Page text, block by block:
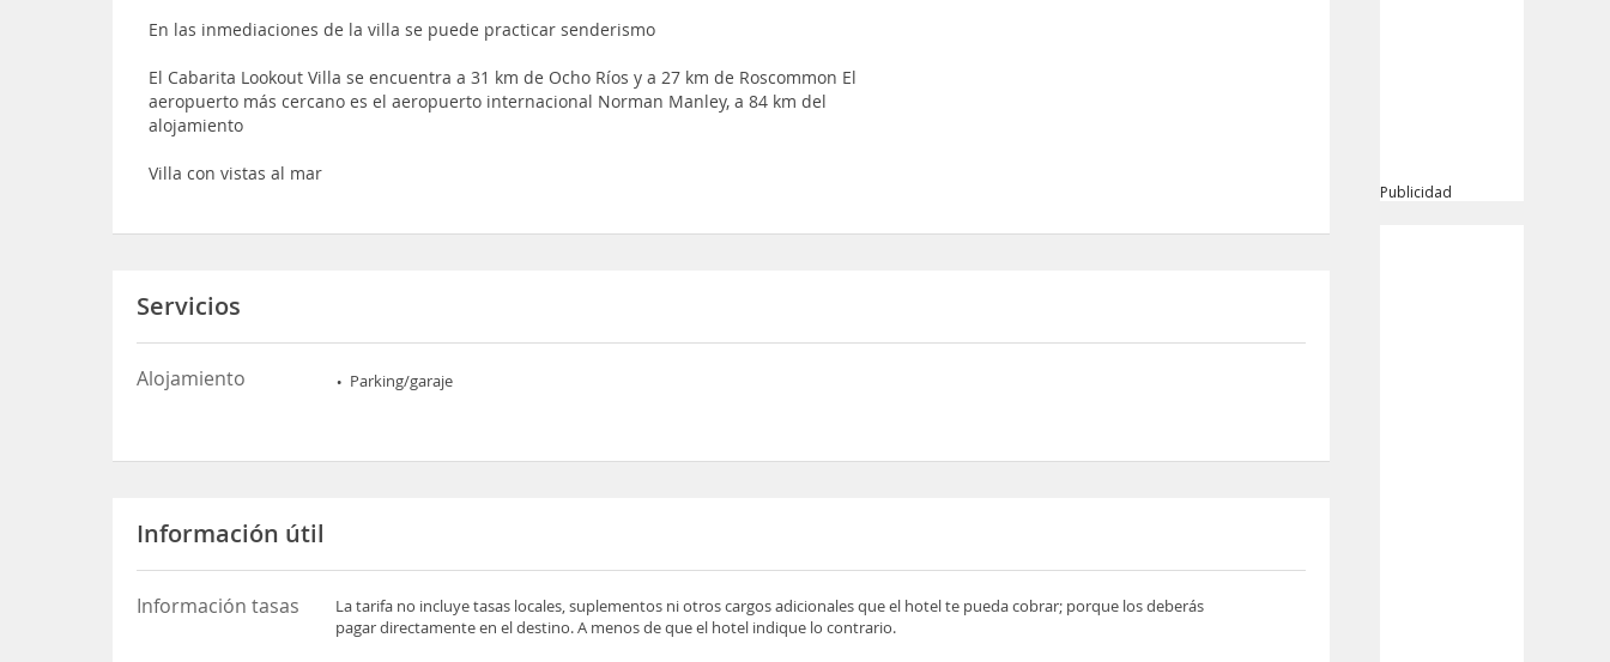
En las inmediaciones de la villa se puede practicar senderismo
El Cabarita Lookout Villa se encuentra a 31 km de Ocho Ríos y a 27 km de Roscommon El
aeropuerto más cercano es el aeropuerto internacional Norman Manley, a 84 km del
alojamiento
Villa con vistas al mar
Servicios
Alojamiento Parking/garaje
Información útil
Información tasas
La tarifa no incluye tasas locales, suplementos ni otros cargos adicionales que el hotel te pueda cobrar; porque los deberás
pagar directamente en el destino. A menos de que el hotel indique lo contrario.
Publicidad